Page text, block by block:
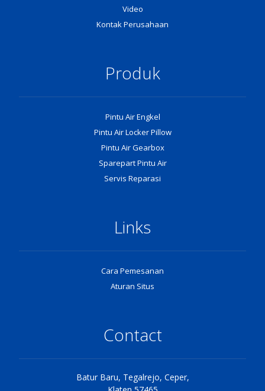
Video
Kontak Perusahaan
Produk
Pintu Air Engkel
Pintu Air Locker Pillow
Pintu Air Gearbox
Sparepart Pintu Air
Servis Reparasi
Links
Cara Pemesanan
Aturan Situs
Contact
Batur Baru, Tegalrejo, Ceper,